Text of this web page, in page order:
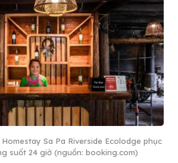
Sa Pa Riverside Ecolodge phục
suốt 24 giờ (nguồn: booking.com)